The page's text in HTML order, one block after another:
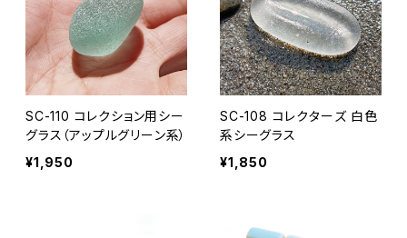
SC-110 コレクション用シー
グラス（アップルグリーン系）
¥1,950
SC-108 コレクターズ 白色
系シーグラス
¥1,850